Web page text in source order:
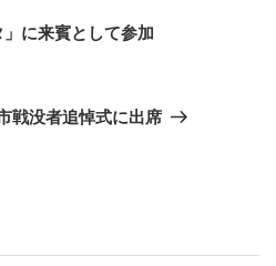
に来賓として参加
戦没者追悼式に出席